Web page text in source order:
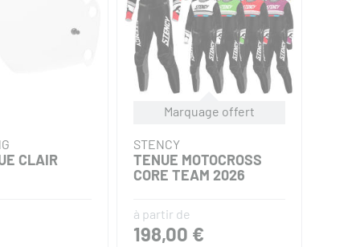
CLAIR
Marquage offert
STENCY
TENUE MOTOCROSS
CORE TEAM 2026
à partir de
198,00 €